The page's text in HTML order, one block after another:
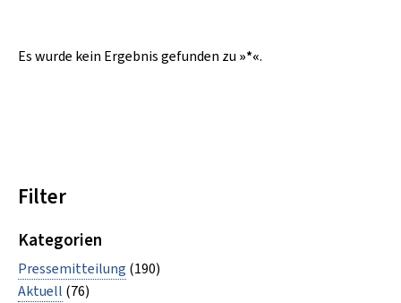
Es wurde kein Ergebnis gefunden zu »*«.
Filter
Kategorien
Pressemitteilung (190)
Aktuell (76)